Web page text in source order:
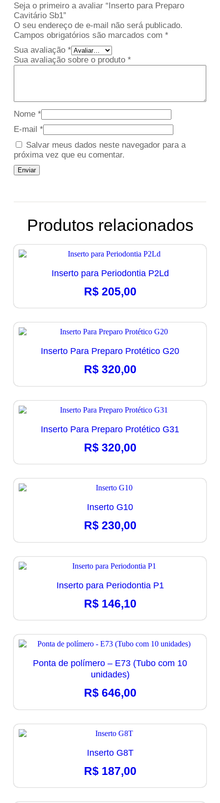
Seja o primeiro a avaliar “Inserto para Preparo
Cavitário Sb1”
O seu endereço de e-mail não será publicado.
Campos obrigatórios são marcados com *
Sua avaliação *
Sua avaliação sobre o produto *
Nome *
E-mail *
Salvar meus dados neste navegador para a
próxima vez que eu comentar.
Produtos relacionados
Inserto para Periodontia P2Ld
R$205,00
Inserto Para Preparo Protético G20
R$320,00
Inserto Para Preparo Protético G31
R$320,00
Inserto G10
R$230,00
Inserto para Periodontia P1
R$146,10
Ponta de polímero – E73 (Tubo com 10
unidades)
R$646,00
Inserto G8T
R$187,00